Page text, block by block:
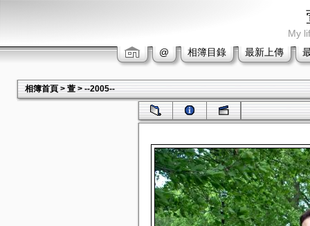
My
@
相簿目錄 最新上傳
相簿首頁>萱>--2005--